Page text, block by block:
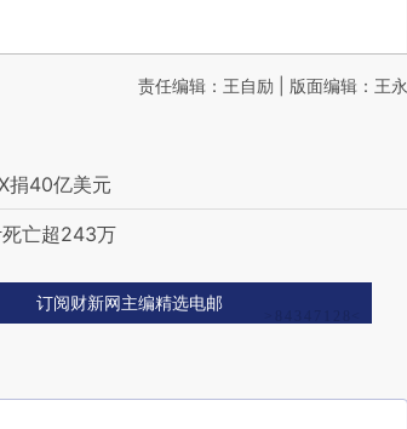
责任编辑：王自励 | 版面编辑：王永
捐40亿美元
死亡超243万
订阅财新网主编精选电邮